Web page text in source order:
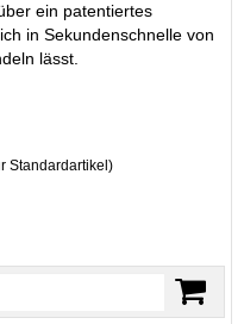
ein patentiertes
in Sekundenschnelle von
lässt.
Standardartikel )